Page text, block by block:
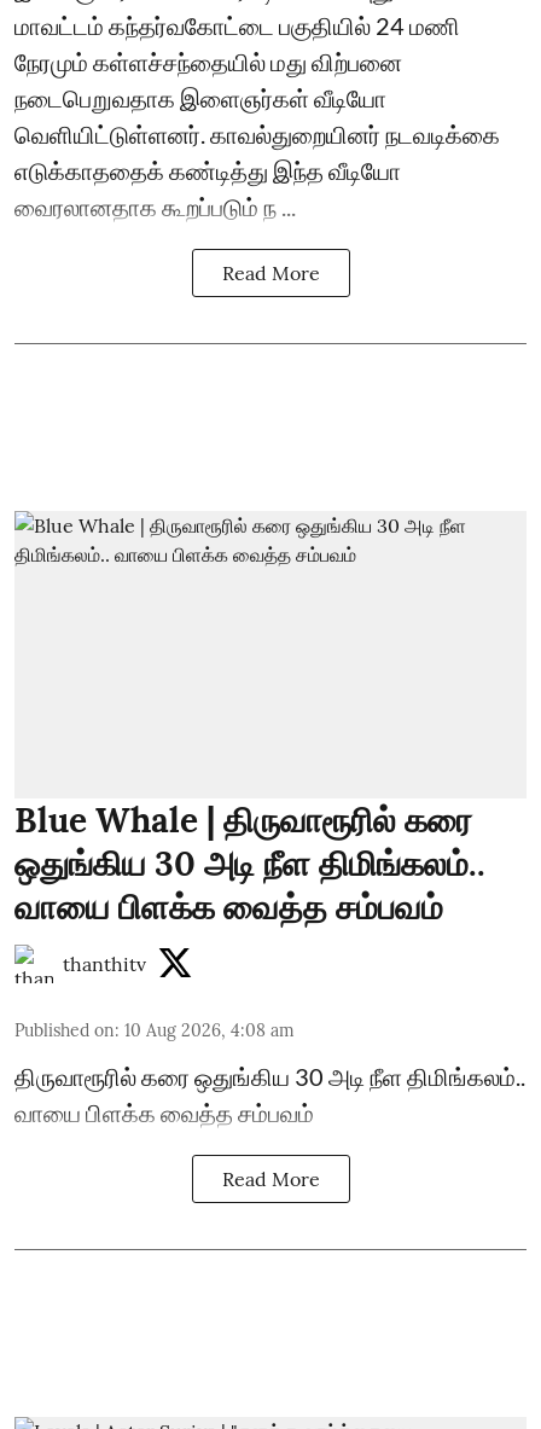
மாவட்டம் கந்தர்வகோட்டை பகுதியில் 24 மணி
நேரமும் கள்ளச்சந்தையில் மது விற்பனை
நடைபெறுவதாக இளைஞர்கள் வீடியோ
வெளியிட்டுள்ளனர். காவல்துறையினர் நடவடிக்கை
எடுக்காததைக் கண்டித்து இந்த வீடியோ
வைரலானதாக கூறப்படும் ந ...
Read More
Blue Whale | திருவாரூரில் கரை
ஒதுங்கிய 30 அடி நீள திமிங்கலம்..
வாயை பிளக்க வைத்த சம்பவம்
thanthitv
Published on: 10 Aug 2026, 4:08 am
திருவாரூரில் கரை ஒதுங்கிய 30 அடி நீள திமிங்கலம்..
வாயை பிளக்க வைத்த சம்பவம்
Read More